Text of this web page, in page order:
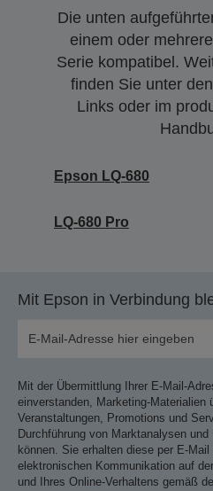
Die unten
einem oder
Serie kompatibel.
finden Sie unter
Links oder im
Epson LQ-680
LQ-680 Pro
Mit Epson in Verbindung
Mit der Übermittlung Ihrer E-Mail-
einverstanden, Marketing-Materialien
Veranstaltungen, Promotions und
Durchführung von Marktanalysen
können. Sie erhalten diese per E-
elektronischen Kommunikation auf
und Ihres Online-Verhaltens gemäß